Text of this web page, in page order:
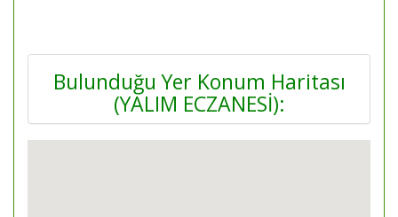
Bulunduğu Yer Konum Haritası
(YALIM ECZANESİ):